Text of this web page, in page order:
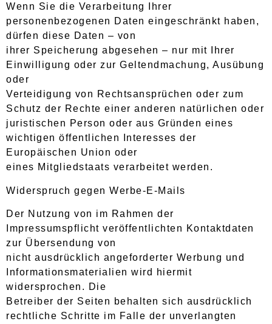
Wenn Sie die Verarbeitung Ihrer
personenbezogenen Daten eingeschränkt haben,
dürfen diese Daten – von
ihrer Speicherung abgesehen – nur mit Ihrer
Einwilligung oder zur Geltendmachung, Ausübung
oder
Verteidigung von Rechtsansprüchen oder zum
Schutz der Rechte einer anderen natürlichen oder
juristischen Person oder aus Gründen eines
wichtigen öffentlichen Interesses der
Europäischen Union oder
eines Mitgliedstaats verarbeitet werden.
Widerspruch gegen Werbe-E-Mails
Der Nutzung von im Rahmen der
Impressumspflicht veröffentlichten Kontaktdaten
zur Übersendung von
nicht ausdrücklich angeforderter Werbung und
Informationsmaterialien wird hiermit
widersprochen. Die
Betreiber der Seiten behalten sich ausdrücklich
rechtliche Schritte im Falle der unverlangten